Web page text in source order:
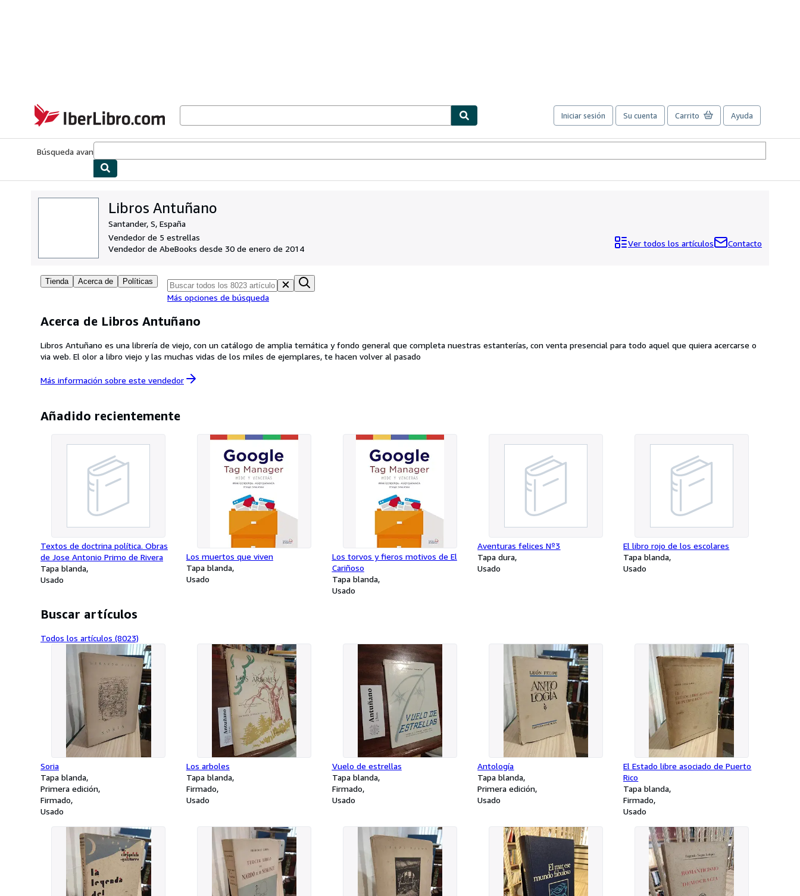
IberLibro.com
Iniciar sesión Su cuenta Carrito Ayuda
Búsqueda avanzada
Libros Antuñano
Santander, S, España
Vendedor de 5 estrellas
Vendedor de AbeBooks desde 30 de enero de 2014
Ver todos los artículos Contacto
Tienda Acerca de Políticas
Más opciones de búsqueda
Acerca de Libros Antuñano
Libros Antuñano es una librería de viejo, con un catálogo de amplia temática y fondo general que completa nuestras estanterías, con venta presencial para todo aquel que quiera acercarse o
via web. El olor a libro viejo y las muchas vidas de los miles de ejemplares, te hacen volver al pasado
Más información sobre este vendedor
Añadido recientemente
Textos de doctrina política. Obras
de Jose Antonio Primo de Rivera
Tapa blanda
Usado
Los muertos que viven
Tapa blanda
Usado
Los torvos y fieros motivos de El
Cariñoso
Tapa blanda
Usado
Aventuras felices Nº3
Tapa dura
Usado
El libro rojo de los escolares
Tapa blanda
Usado
Buscar artículos
Todos los artículos (8023)
Soria
Tapa blanda
Primera edición
Firmado
Usado
Los arboles
Tapa blanda
Firmado
Usado
Vuelo de estrellas
Tapa blanda
Firmado
Usado
Antología
Tapa blanda
Primera edición
Usado
El Estado libre asociado de Puerto
Rico
Tapa blanda
Firmado
Usado